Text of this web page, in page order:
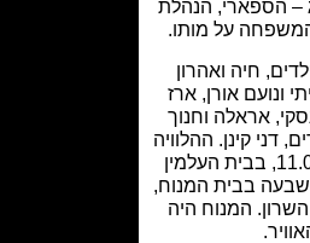
הנהלת
מותו.
ואהרון
אורן, ארז
וחנוך
ההלוויה
א' ה- 11.09.11, בבית העלמין
המנוח,
המנוח היה